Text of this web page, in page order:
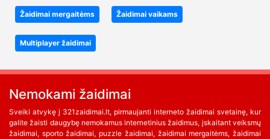
Žaidimai mergaitėms Žaidimai vaikams
Multiplayer žaidimai
Nemokami žaidimai
Sveiki atvykę į 321zaidimai.lt, pirmaujanti interneto žaidimai svetainę, kur
galite žaisti daugybę nemokamus internetinius žaidimus, įskaitant veiksmų
žaidimai, sporto žaidimai, puzzle žaidimai, žaidimai mergaitėms, žaidimai